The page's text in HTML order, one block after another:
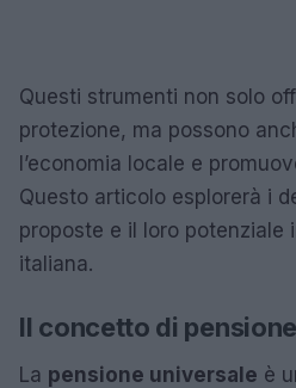
Questi strumenti non solo
protezione, ma possono
l’economia locale e
Questo articolo esplorerà i
proposte e il loro potenziale
italiana.
Il concetto di
La pensione universale è